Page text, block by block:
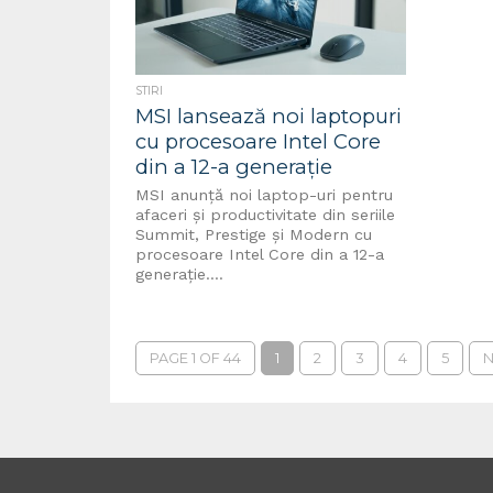
STIRI
MSI lansează noi laptopuri
cu procesoare Intel Core
din a 12-a generație
MSI anunță noi laptop-uri pentru
afaceri și productivitate din seriile
Summit, Prestige și Modern cu
procesoare Intel Core din a 12-a
generație....
PAGE 1 OF 44 1 2 3 4 5